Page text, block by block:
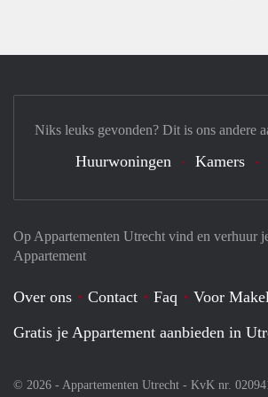
Op Appartementen Utrecht vind en verhuur
Appartement
Over ons Contact Faq Voor
Gratis je Appartement aanbieden in
© 2026 - Appartementen Utrecht - KvK nr.
Niks leuks gevonden? Dit is ons andere
Huurwoningen Kamers